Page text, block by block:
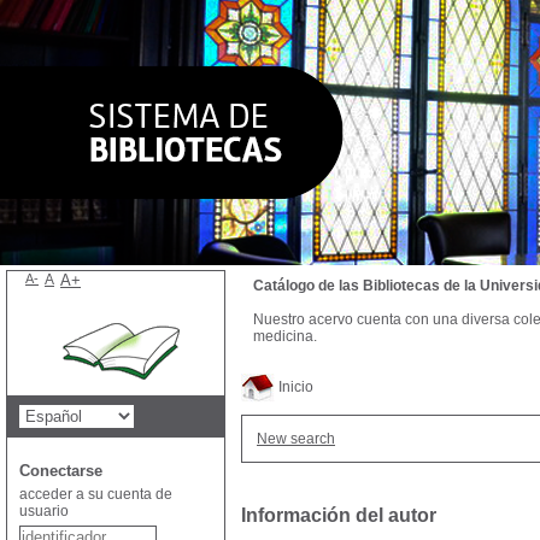
Inicio
New search
Información del autor
Catálogo de las Bibliotecas de la
Nuestro acervo cuenta con una diversa
medicina.
A- A A+
Conectarse
acceder a su cuenta de
usuario